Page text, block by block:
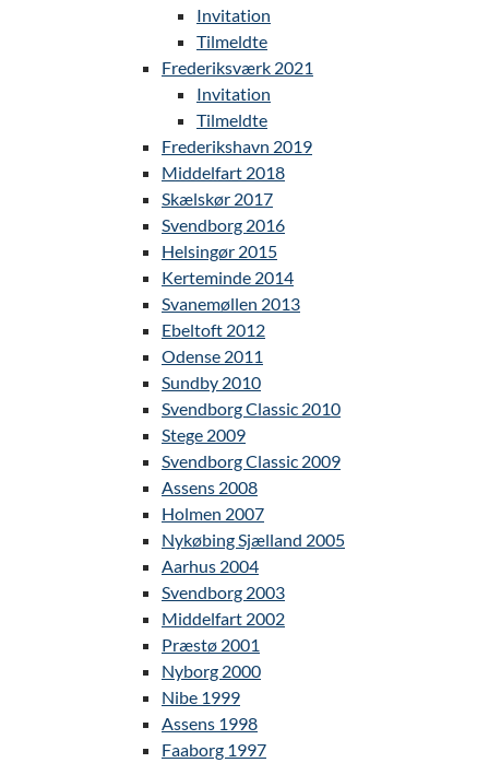
Invitation
Tilmeldte
Frederiksværk 2021
Invitation
Tilmeldte
Frederikshavn 2019
Middelfart 2018
Skælskør 2017
Svendborg 2016
Helsingør 2015
Kerteminde 2014
Svanemøllen 2013
Ebeltoft 2012
Odense 2011
Sundby 2010
Svendborg Classic 2010
Stege 2009
Svendborg Classic 2009
Assens 2008
Holmen 2007
Nykøbing Sjælland 2005
Aarhus 2004
Svendborg 2003
Middelfart 2002
Præstø 2001
Nyborg 2000
Nibe 1999
Assens 1998
Faaborg 1997